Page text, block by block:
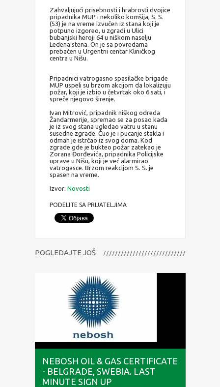
Zahvaljujući prisebnosti i hrabrosti dvojice
pripadnika MUP i nekoliko komšija, S. S.
(53) je na vreme izvučen iz stana koji je
potpuno izgoreo, u zgradi u Ulici
bubanjski heroji 64 u niškom naselju
Ledena stena. On je sa povredama
prebačen u Urgentni centar Kliničkog
centra u Nišu.
Pripadnici vatrogasno spasilačke brigade
MUP uspeli su brzom akcijom da lokalizuju
požar, koji je izbio u četvrtak oko 6 sati, i
spreče njegovo širenje.
Ivan Mitrović, pripadnik niškog odreda
Žandarmerije, spremao se za posao kada
je iz svog stana ugledao vatru u stanu
susedne zgrade. Čuo je i pucanje stakla i
odmah je istrčao iz svog doma. Kod
zgrade gde je bukteo požar zatekao je
Zorana Đorđevića, pripadnika Policijske
uprave u Nišu, koji je već alarmirao
vatrogasce. Brzom reakcijom S. S. je
spasen na vreme.
Izvor: Novosti
PODELITE SA PRIJATELJIMA
POGLEDAJTE JOŠ
NEBOSH OIL & GAS CERTIFICATE
- BELGRADE, SWEBIA. LAST
MINUTE SIGN UP